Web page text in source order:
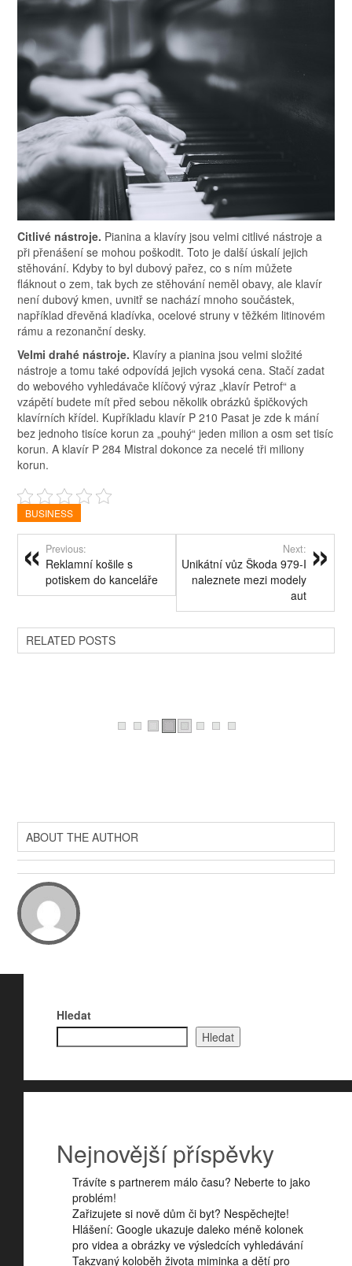
Citlivé nástroje. Pianina a klavíry jsou velmi citlivé nástroje a
při přenášení se mohou poškodit. Toto je další úskalí jejich
stěhování. Kdyby to byl dubový pařez, co s ním můžete
fláknout o zem, tak bych ze stěhování neměl obavy, ale klavír
není dubový kmen, uvnitř se nachází mnoho součástek,
například dřevěná kladívka, ocelové struny v těžkém litinovém
rámu a rezonanční desky.
Velmi drahé nástroje. Klavíry a pianina jsou velmi složité
nástroje a tomu také odpovídá jejich vysoká cena. Stačí zadat
do webového vyhledávače klíčový výraz „klavír Petrof“ a
vzápětí budete mít před sebou několik obrázků špičkových
klavírních křídel. Kupříkladu klavír P 210 Pasat je zde k mání
bez jednoho tisíce korun za „pouhý“ jeden milion a osm set tisíc
korun. A klavír P 284 Mistral dokonce za necelé tři miliony
korun.
BUSINESS
Previous:
Reklamní košile s
potiskem do kanceláře
Next:
Unikátní vůz Škoda 979-I
naleznete mezi modely
aut
RELATED POSTS
ABOUT THE AUTHOR
Hledat
Hledat
Nejnovější příspěvky
Trávíte s partnerem málo času? Neberte to jako
problém!
Zařizujete si nově dům či byt? Nespěchejte!
Hlášení: Google ukazuje daleko méně kolonek
pro videa a obrázky ve výsledcích vyhledávání
Takzvaný koloběh života miminka a dětí pro